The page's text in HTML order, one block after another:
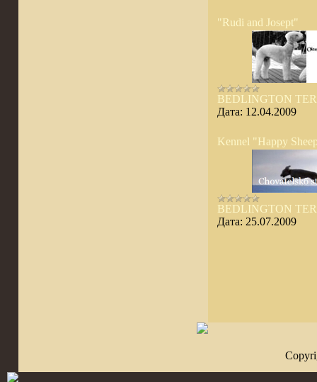
"Rudi and Josept"
BEDLINGTON
Дата: 12.04.2009
Kennel "Happy
BEDLINGTON
Дата: 25.07.2009